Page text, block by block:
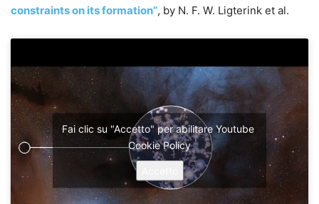
constraints on its formation”, by N. F. W. Ligterink et al.
Fai clic su "Accetto" per abilitare Youtube
Cookie Policy